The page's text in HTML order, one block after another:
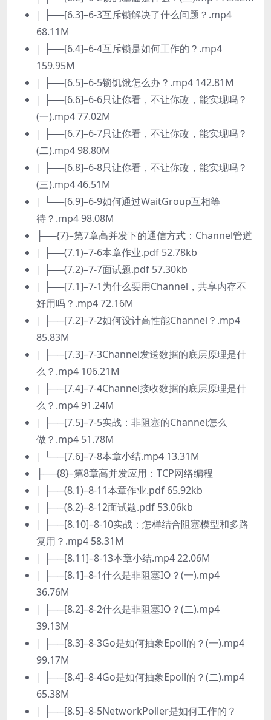
| ├──[6.3]–6-3互斥锁解决了什么问题？.mp4
68.11M
| ├──[6.4]–6-4互斥锁是如何工作的？.mp4
159.95M
| ├──[6.5]–6-5锁饥饿怎么办？.mp4 142.81M
| ├──[6.6]–6-6只让你看，不让你改，能实现吗？
(一).mp4 77.02M
| ├──[6.7]–6-7只让你看，不让你改，能实现吗？
(二).mp4 98.80M
| ├──[6.8]–6-8只让你看，不让你改，能实现吗？
(三).mp4 46.51M
| └──[6.9]–6-9如何通过WaitGroup互相等
待？.mp4 98.08M
├──{7}–第7章高并发下的通信方式：Channel管道
| ├──(7.1)–7-6本章作业.pdf 52.78kb
| ├──(7.2)–7-7面试题.pdf 57.30kb
| ├──[7.1]–7-1为什么要用Channel，共享内存不
好用吗？.mp4 72.16M
| ├──[7.2]–7-2如何设计高性能Channel？.mp4
85.83M
| ├──[7.3]–7-3Channel发送数据的底层原理是什
么？.mp4 106.21M
| ├──[7.4]–7-4Channel接收数据的底层原理是什
么？.mp4 91.24M
| ├──[7.5]–7-5实战：非阻塞的Channel怎么
做？.mp4 51.78M
| └──[7.6]–7-8本章小结.mp4 13.31M
├──{8}–第8章高并发应用：TCP网络编程
| ├──(8.1)–8-11本章作业.pdf 65.92kb
| ├──(8.2)–8-12面试题.pdf 53.06kb
| ├──[8.10]–8-10实战：怎样结合阻塞模型和多路
复用？.mp4 58.31M
| ├──[8.11]–8-13本章小结.mp4 22.06M
| ├──[8.1]–8-1什么是非阻塞IO？(一).mp4
36.76M
| ├──[8.2]–8-2什么是非阻塞IO？(二).mp4
39.13M
| ├──[8.3]–8-3Go是如何抽象Epoll的？(一).mp4
99.17M
| ├──[8.4]–8-4Go是如何抽象Epoll的？(二).mp4
65.38M
| ├──[8.5]–8-5NetworkPoller是如何工作的？